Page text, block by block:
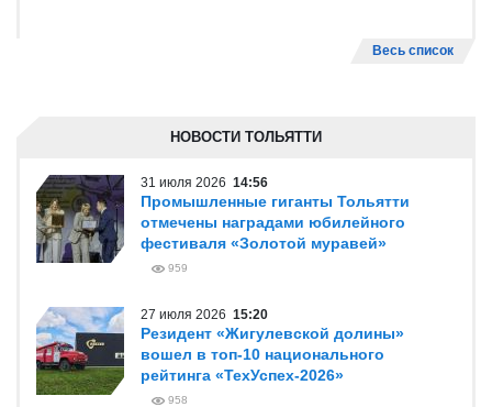
Весь список
НОВОСТИ ТОЛЬЯТТИ
31 июля 2026 14:56
Промышленные гиганты Тольятти
отмечены наградами юбилейного
фестиваля «Золотой муравей»
959
27 июля 2026 15:20
Резидент «Жигулевской долины»
вошел в топ-10 национального
рейтинга «ТехУспех-2026»
958